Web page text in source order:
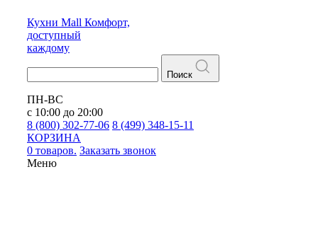
Кухни Mall Комфорт,
доступный
каждому
Поиск
ПН-ВС
с 10:00 до 20:00
8 (800) 302-77-06 8 (499) 348-15-11
КОРЗИНА
0 товаров. Заказать звонок
Меню